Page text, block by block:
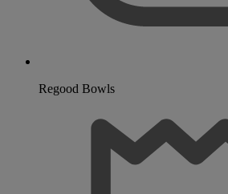
Regood Bowls